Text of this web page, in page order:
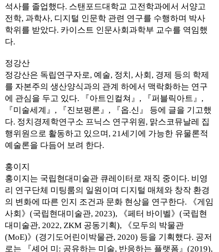
석사를 졸업했다. 스탠포드대학교 고전학과에서 서양고
전학, 과학사, 디지털 인문학 관련 연구를 수행하며 박사
학위를 받았다. 카이스트 인문사회과학부 교수를 역임했
다.
정강산
정강산은 독립연구자로, 예술, 정치, 사회, 경제 등의 학제
를 자본주의 생산양식과의 관계 하에서 맥락화하는 연구
에 관심을 두고 있다. 『아트인컬쳐』, 『퍼블릭아트』,
『미술세계』, 『진보평론』, 『옵.신』 등에 글을 기고했
다. 정치경제학연구소 프닉스 연구위원, 맑스코뮤날레 집
행위원으로 활동하고 있으며, 21세기에 가능한 유물론적
예술론을 다듬어 보려 한다.
홍이지
홍이지는 국립현대미술관 큐레이터로 재직 중이다. 비영
리 연구단체 미팅룸의 일원이며 디지털 매체와 창작 환경
의 변화에 따른 인지 조건과 문화 현상을 연구한다. 《게임
사회》(국립현대미술관, 2023), 《페터 바이벨》(국립현
대미술관, 2022, ZKM 공동기획), 《모두의 박물관
(MoE)》(경기도어린이박물관, 2020) 등을 기획했다. 공저
로는 『셰어 미: 공유하는 미술, 반응하는 플랫폼』(2019),